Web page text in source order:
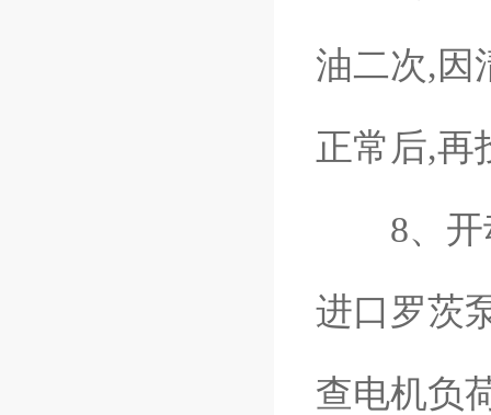
油二次,因
正常后,再
8、开动
进口罗茨
查电机负